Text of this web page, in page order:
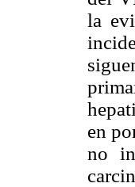
la
en
no